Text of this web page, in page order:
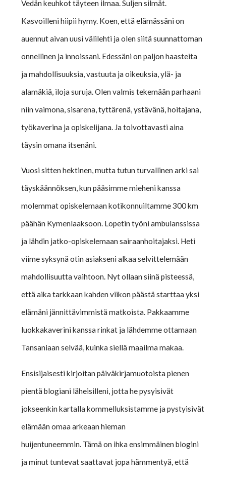
Vedän keuhkot täyteen ilmaa. Suljen silmät.
Kasvoilleni hiipii hymy. Koen, että elämässäni on
auennut aivan uusi välilehti ja olen siitä suunnattoman
onnellinen ja innoissani. Edessäni on paljon haasteita
ja mahdollisuuksia, vastuuta ja oikeuksia, ylä- ja
alamäkiä, iloja suruja. Olen valmis tekemään parhaani
niin vaimona, sisarena, tyttärenä, ystävänä, hoitajana,
työkaverina ja opiskelijana. Ja toivottavasti aina
täysin omana itsenäni.
Vuosi sitten hektinen, mutta tutun turvallinen arki sai
täyskäännöksen, kun pääsimme mieheni kanssa
molemmat opiskelemaan kotikonnuiltamme 300 km
päähän Kymenlaaksoon. Lopetin työni ambulanssissa
ja lähdin jatko-opiskelemaan sairaanhoitajaksi. Heti
viime syksynä otin asiakseni alkaa selvittelemään
mahdollisuutta vaihtoon. Nyt ollaan siinä pisteessä,
että aika tarkkaan kahden viikon päästä starttaa yksi
elämäni jännittävimmistä matkoista. Pakkaamme
luokkakaverini kanssa rinkat ja lähdemme ottamaan
Tansaniaan selvää, kuinka siellä maailma makaa.
Ensisijaisesti kirjoitan päiväkirjamuotoista pienen
pientä blogiani läheisilleni, jotta he pysyisivät
jokseenkin kartalla kommelluksistamme ja pystyisivät
elämään omaa arkeaan hieman
huijentuneemmin. Tämä on ihka ensimmäinen blogini
ja minut tuntevat saattavat jopa hämmentyä, että